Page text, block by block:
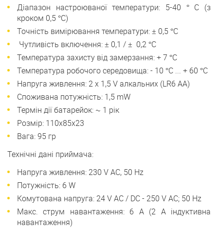
Діапазон настроюваної температури: 5-40 ° С (з
кроком 0,5 °С)
Точність вимірювання температури: ± 0,5 °С
Чутливість включення: ± 0,1 / ± 0,2 °С
Температура захисту від замерзання: + 7 °С
Температура робочого середовища: - 10 °С ... + 60 °С
Напруга живлення: 2 х 1,5 V алкальних (LR6 АА)
Споживана потужність: 1,5 mW
Термін дії батарейок: ~ 1 рік
Розмір: 110x85x23
Вага: 95 гр
Технічні дані приймача:
Напруга живлення: 230 V АС, 50 Hz
Потужність: 6 W
Комутована напруга: 24 V AC / DC - 250 V AC; 50 Hz
Макс. струм навантаження: 6 A (2 А індуктивна
навантаження)